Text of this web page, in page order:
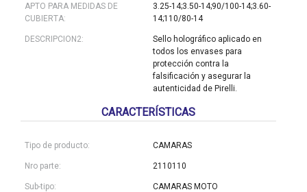
APTO PARA MEDIDAS DE
CUBIERTA:
3.25-14;3.50-14;90/100-14;3.60-
14;110/80-14
DESCRIPCION2:
Sello holográfico aplicado en
todos los envases para
protección contra la
falsificación y asegurar la
autenticidad de Pirelli.
CARACTERÍSTICAS
Tipo de producto: CAMARAS
Nro parte: 2110110
Sub-tipo: CAMARAS MOTO